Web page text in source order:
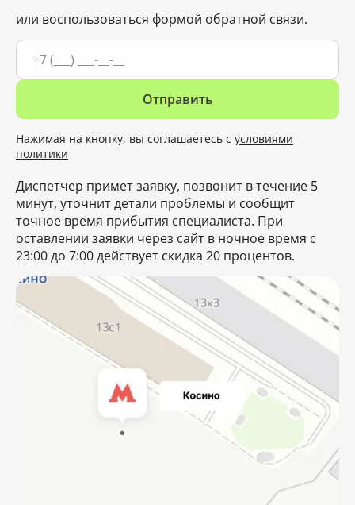
или воспользоваться формой обратной связи.
Отправить
Нажимая на кнопку, вы соглашаетесь с условиями
политики
Диспетчер примет заявку, позвонит в течение 5
минут, уточнит детали проблемы и сообщит
точное время прибытия специалиста. При
оставлении заявки через сайт в ночное время с
23:00 до 7:00 действует скидка 20 процентов.